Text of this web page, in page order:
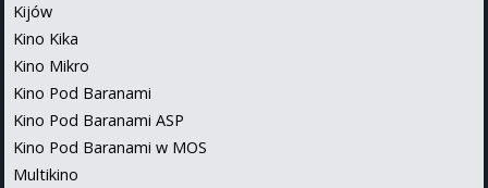
Kijów
Kino Kika
Kino Mikro
Kino Pod Baranami
Kino Pod Baranami ASP
Kino Pod Baranami w MOS
Multikino